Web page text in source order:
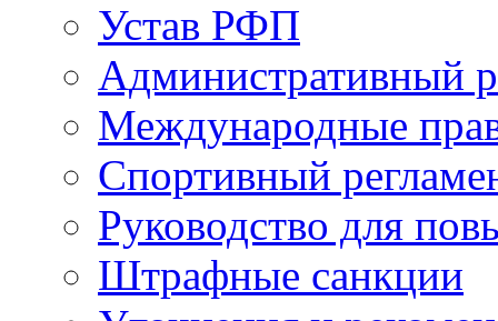
Устав РФП
Административный
Международные
Спортивный
Руководство для
Штрафные санкции